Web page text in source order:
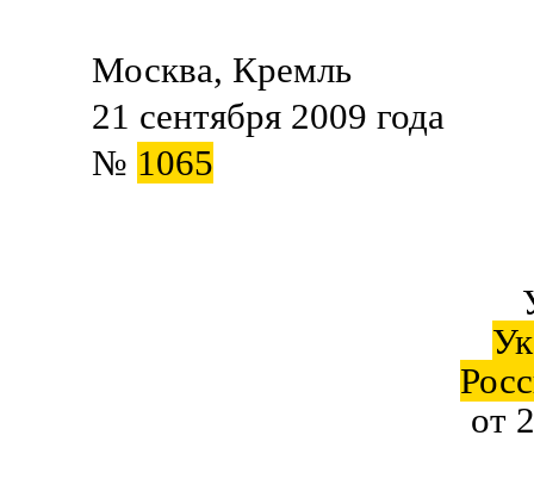
Москва, Кремль
21 сентября 2009 года
№ 1065
от